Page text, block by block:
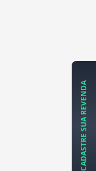
CADASTRE SUA REVENDA